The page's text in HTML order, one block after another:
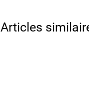
Articles